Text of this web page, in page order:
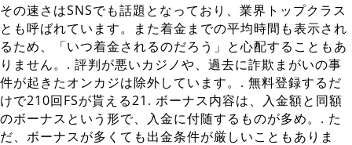
その速さはSNSでも話題となっており、業界トップクラス
とも呼ばれています。また着金までの平均時間も表示され
るため、「いつ着金されるのだろう」と心配することもあ
りません。. 評判が悪いカジノや、過去に詐欺まがいの事
件が起きたオンカジは除外しています。. 無料登録するだ
けで210回FSが貰える21. ボーナス内容は、入金額と同額
のボーナスという形で、入金に付随するものが多め。. た
だ、ボーナスが多くても出金条件が厳しいこともありま